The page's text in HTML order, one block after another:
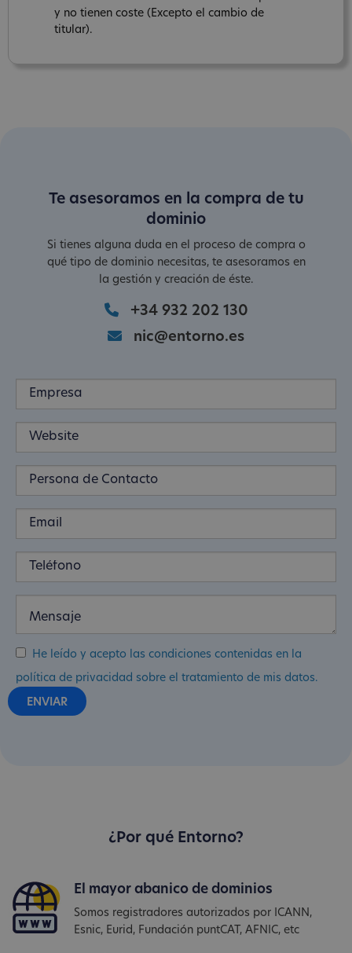
y no tienen coste (Excepto el cambio de
titular).
Te asesoramos en la compra de tu
dominio
Si tienes alguna duda en el proceso de compra o
qué tipo de dominio necesitas, te asesoramos en
la gestión y creación de éste.
+34 932 202 130
nic@entorno.es
He leído y acepto las condiciones contenidas en la
política de privacidad sobre el tratamiento de mis datos.
¿Por qué Entorno?
El mayor abanico de dominios
Somos registradores autorizados por ICANN,
Esnic, Eurid, Fundación puntCAT, AFNIC, etc